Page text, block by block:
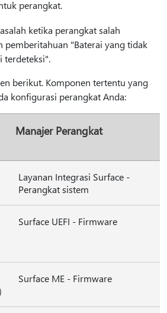
perangkat.
ketika perangkat salah
pemberitahuan "Baterai yang tidak
terdeteksi".
berikut. Komponen tertentu yang
konfigurasi perangkat Anda:
Manajer Perangkat
Layanan Integrasi Surface -
Perangkat sistem
Surface UEFI - Firmware
Surface ME - Firmware